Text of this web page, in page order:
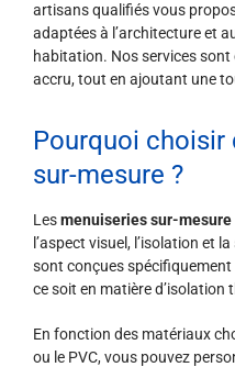
artisans qualifiés vous
adaptées à l’architecture et
habitation. Nos services
accru, tout en ajoutant une
Pourquoi choisir
sur-mesure ?
Lesmenuiseries sur-mesure
l’aspect visuel, l’isolation et
sont conçues
ce soit en matière d’isolation
En fonction des matériaux
ou le PVC, vous pouvez